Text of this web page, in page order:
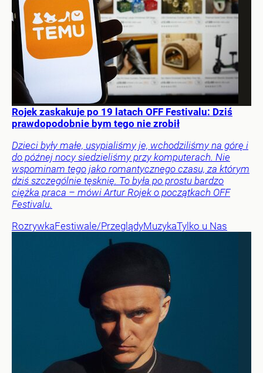
Rojek zaskakuje po 19 latach OFF Festivalu: Dziś
prawdopodobnie bym tego nie zrobił
Dzieci były małe, usypialiśmy je, wchodziliśmy na górę i
do późnej nocy siedzieliśmy przy komputerach. Nie
wspominam tego jako romantycznego czasu, za którym
dziś szczególnie tęsknię. To była po prostu bardzo
ciężka praca – mówi Artur Rojek o początkach OFF
Festivalu.
RozrywkaFestiwale/PrzeglądyMuzykaTylko u Nas